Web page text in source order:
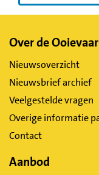
Belangrijke
links
Over de
Nieuwsoverzicht
Nieuwsbrief archief
Veelgestelde vragen
Overige informatie
Contact
Aanbod